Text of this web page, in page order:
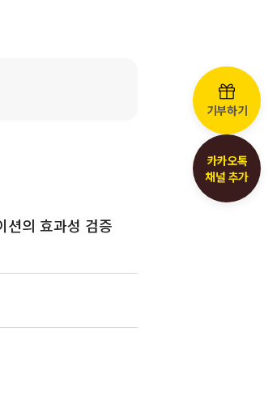
션의 효과성 검증
기부하기
카카오톡
채널 추가